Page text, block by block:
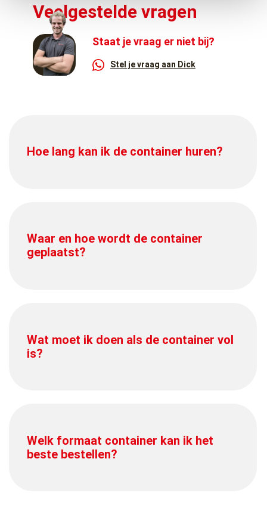
Veelgestelde vragen
Staat je vraag er niet bij?
Stel je vraag aan Dick
Hoe lang kan ik de container huren?
Waar en hoe wordt de container
geplaatst?
Wat moet ik doen als de container vol
is?
Welk formaat container kan ik het
beste bestellen?